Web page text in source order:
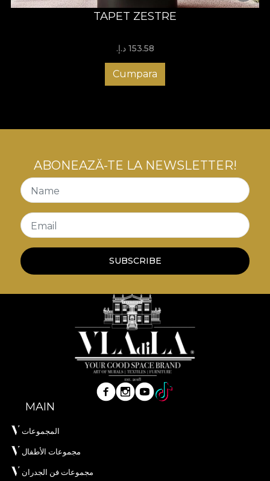
TAPET ZESTRE
153.58 د.إ.‏
Cumpara
ABONEAZĂ-TE LA NEWSLETTER!
Name
Email
SUBSCRIBE
MAIN
المجموعات
مجموعات الأطفال
مجموعات فن الجدران